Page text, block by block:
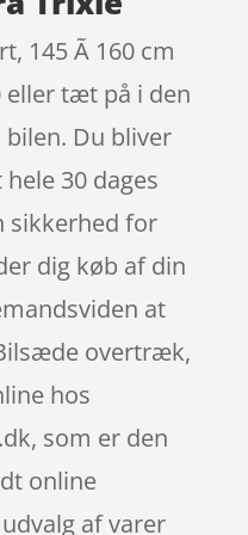
145 Ã 160 cm
eller tæt på i den
Du bliver
30 dages
sikkerhed for
dig køb af din
at
overtræk,
hos
som er den
online
af varer